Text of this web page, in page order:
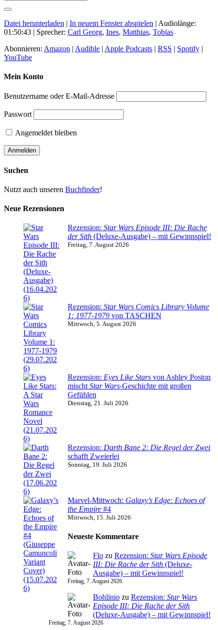
Datei herunterladen | In neuem Fenster abspielen | Audiolänge:
01:50:43 | Sprecher: Carl Georg, Ines, Matthias, Tobias
Abonnieren: Amazon | Audible | Apple Podcasts | RSS | Spotify |
YouTube
Mein Konto
Benutzername oder E-Mail-Adresse
Passwort
Angemeldet bleiben
Suchen
Nutzt auch unseren Buchfinder!
Neue Rezensionen
Rezension: Star Wars Episode III: Die Rache
der Sith (Deluxe-Ausgabe) – mit Gewinnspiel!
Freitag, 7. August 2026
Rezension: Star Wars Comics Library Volume
1: 1977-1979 von TASCHEN
Mittwoch, 5. August 2026
Rezension: Eyes Like Stars von Ashley Poston
mischtStar Wars-Geschichte mit großen
Gefühlen
Dienstag, 21. Juli 2026
Rezension: Darth Bane 2: Die Regel der Zwei
schafft Zweierlei
Sonntag, 19. Juli 2026
Marvel-Mittwoch: Galaxy’s Edge: Echoes of
the Empire #4
Mittwoch, 15. Juli 2026
Neueste Kommentare
Flo zu Rezension: Star Wars Episode
III: Die Rache der Sith (Deluxe-
Ausgabe) – mit Gewinnspiel!
Freitag, 7. August 2026
Bohlinio zu Rezension: Star Wars
Episode III: Die Rache der Sith
(Deluxe-Ausgabe) – mit Gewinnspiel!
Freitag, 7. August 2026